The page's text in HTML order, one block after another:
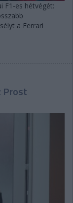
F1-es hétvégét:
a Ferrari
Prost